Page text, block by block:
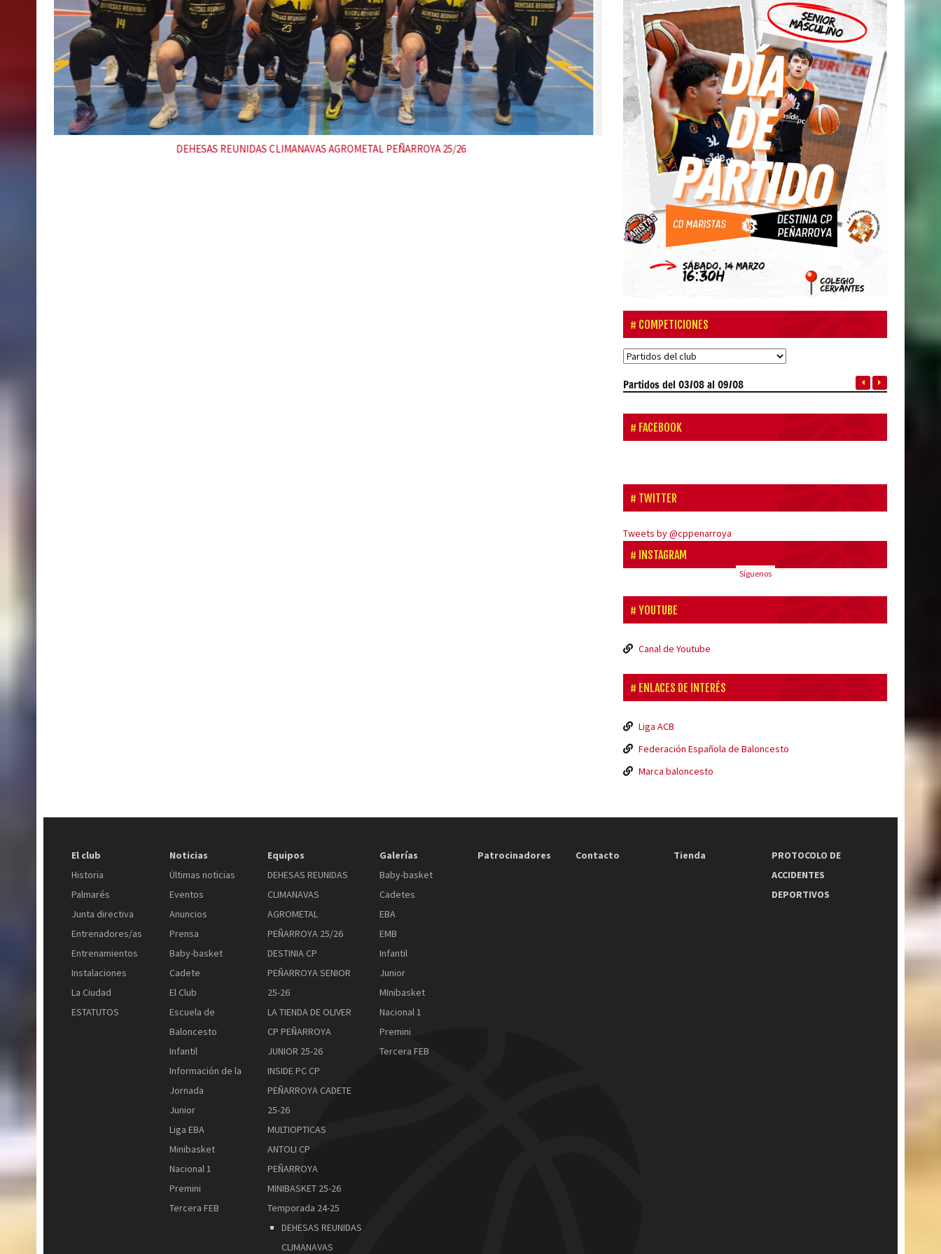
Multiópticas Antolí CP Peñarroya MINIBASKET 24-25
COMPETICIONES
Partidosdel 03/08 al 09/08
FACEBOOK
TWITTER
Tweets by @cppenarroya
INSTAGRAM
Síguenos
YOUTUBE
Canal de Youtube
ENLACES DE INTERÉS
Liga ACB
Federación Española de Baloncesto
Marca baloncesto
El club
Historia
Palmarés
Junta directiva
Entrenadores/as
Entrenamientos
Instalaciones
La Ciudad
ESTATUTOS
Noticias
Últimas noticias
Eventos
Anuncios
Prensa
Baby-basket
Cadete
El Club
Escuela de
Baloncesto
Infantil
Información de la
Jornada
Junior
Liga EBA
Minibasket
Nacional 1
Premini
Tercera FEB
Equipos
DEHESAS REUNIDAS
CLIMANAVAS
AGROMETAL
PEÑARROYA 25/26
DESTINIA CP
PEÑARROYA SENIOR
25-26
LA TIENDA DE OLIVER
CP PEÑARROYA
JUNIOR 25-26
INSIDE PC CP
PEÑARROYA CADETE
25-26
MULTIOPTICAS
ANTOLI CP
PEÑARROYA
MINIBASKET 25-26
Temporada 24-25
DEHESAS REUNIDAS
CLIMANAVAS
Galerías
Baby-basket
Cadetes
EBA
EMB
Infantil
Junior
MInibasket
Nacional 1
Premini
Tercera FEB
Patrocinadores Contacto Tienda
PROTOCOLO DE
ACCIDENTES
DEPORTIVOS